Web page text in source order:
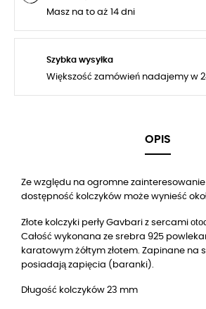
Masz na to aż 14 dni
Szybka wysyłka
Większość zamówień nadajemy w
OPIS
Ze względu na ogromne
dostępność kolczyków może wynieść
Złote kolczyki perły Gavbari z sercami
Całość wykonana ze srebra 925
karatowym żółtym złotem. Zapinane na
posiadają zapięcia (baranki).
Długość kolczyków 23 mm